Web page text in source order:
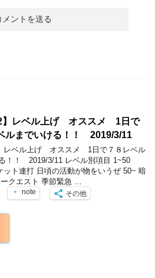
】レベル上げ オススメ 1日で
ルまでいける！！ 2019/3/11
レベル上げ オススメ 1日で７８レベル
！！ 2019/3/11 レベル別項目 1~50
ット連打 日頃の活動が物をいうぜ 50~ 暗
クエスト 季節緊急 …
note その他